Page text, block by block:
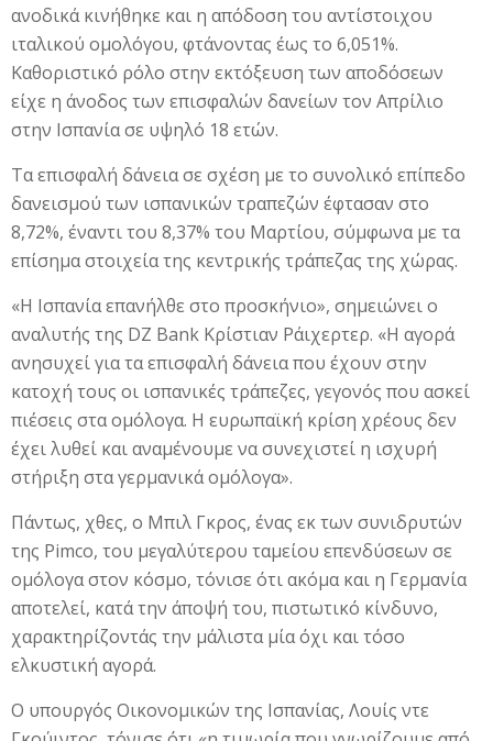
ανοδικά κινήθηκε και η απόδοση του αντίστοιχου
ιταλικού ομολόγου, φτάνοντας έως το 6,051%.
Καθοριστικό ρόλο στην εκτόξευση των αποδόσεων
είχε η άνοδος των επισφαλών δανείων τον Απρίλιο
στην Ισπανία σε υψηλό 18 ετών.
Τα επισφαλή δάνεια σε σχέση με το συνολικό επίπεδο
δανεισμού των ισπανικών τραπεζών έφτασαν στο
8,72%, έναντι του 8,37% του Μαρτίου, σύμφωνα με τα
επίσημα στοιχεία της κεντρικής τράπεζας της χώρας.
«Η Ισπανία επανήλθε στο προσκήνιο», σημειώνει ο
αναλυτής της DZ Bank Κρίστιαν Ράιχερτερ. «Η αγορά
ανησυχεί για τα επισφαλή δάνεια που έχουν στην
κατοχή τους οι ισπανικές τράπεζες, γεγονός που ασκεί
πιέσεις στα ομόλογα. Η ευρωπαϊκή κρίση χρέους δεν
έχει λυθεί και αναμένουμε να συνεχιστεί η ισχυρή
στήριξη στα γερμανικά ομόλογα».
Πάντως, χθες, ο Μπιλ Γκρος, ένας εκ των συνιδρυτών
της Pimco, του μεγαλύτερου ταμείου επενδύσεων σε
ομόλογα στον κόσμο, τόνισε ότι ακόμα και η Γερμανία
αποτελεί, κατά την άποψή του, πιστωτικό κίνδυνο,
χαρακτηρίζοντάς την μάλιστα μία όχι και τόσο
ελκυστική αγορά.
Ο υπουργός Οικονομικών της Ισπανίας, Λουίς ντε